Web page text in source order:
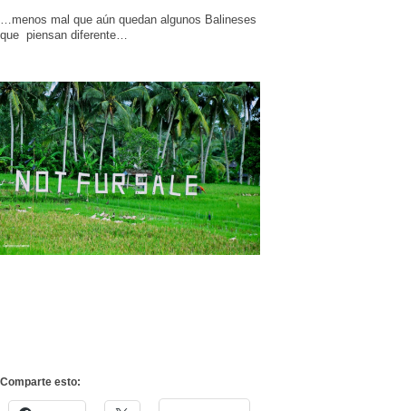
…menos mal que aún quedan algunos Balineses
que piensan diferente…
Comparte esto: